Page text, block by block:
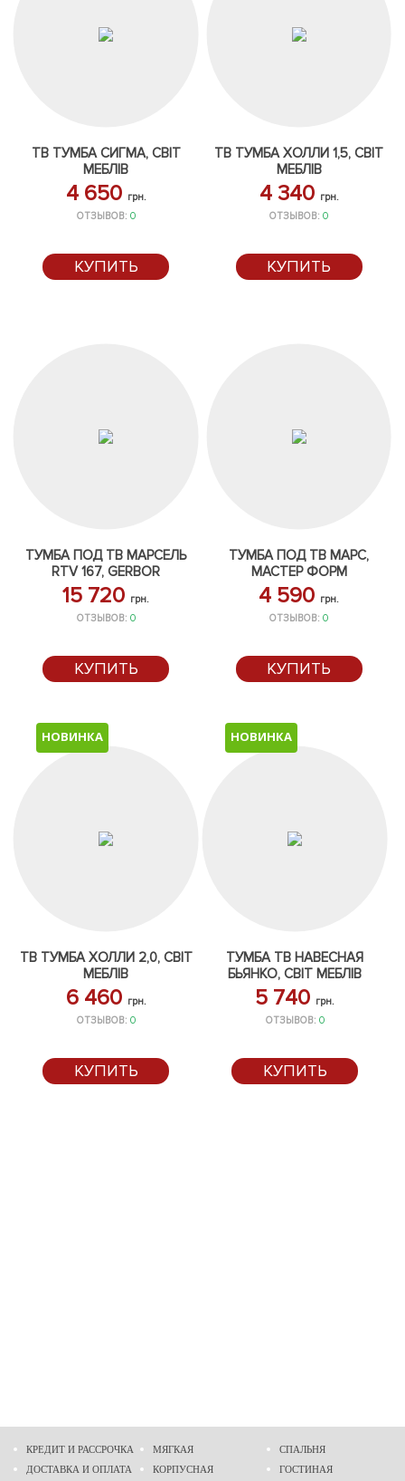
ТВ ТУМБА СИГМА, СВІТ
МЕБЛІВ
4 650 грн.
ОТЗЫВОВ: 0
КУПИТЬ
ТВ ТУМБА ХОЛЛИ 1,5, СВІТ
МЕБЛІВ
4 340 грн.
ОТЗЫВОВ:0
КУПИТЬ
ТУМБА ПОД ТВ МАРСЕЛЬ
RTV 167, GERBOR
15 720 грн.
ОТЗЫВОВ: 0
КУПИТЬ
ТУМБА ПОД ТВ МАРС,
МАСТЕР ФОРМ
4 590 грн.
ОТЗЫВОВ:0
КУПИТЬ
НОВИНКА
ТВ ТУМБА ХОЛЛИ 2,0, СВІТ
МЕБЛІВ
6 460 грн.
ОТЗЫВОВ: 0
КУПИТЬ
НОВИНКА
ТУМБА ТВ НАВЕСНАЯ
БЬЯНКО, СВІТ МЕБЛІВ
5 740 грн.
ОТЗЫВОВ: 0
КУПИТЬ
КРЕДИТ И РАССРОЧКА
ДОСТАВКА И ОПЛАТА
МЯГКАЯ
КОРПУСНАЯ
СПАЛЬНЯ
ГОСТИНАЯ